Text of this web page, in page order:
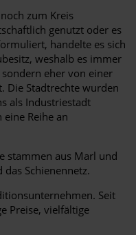
zum Kreis
genutzt oder es
handelte es sich
weshalb es immer
eher von einer
Die Stadtrechte wurden
als Industriestadt
Reihe an
stammen aus Marl und
Schienennetz.
Seit
Preise, vielfältige